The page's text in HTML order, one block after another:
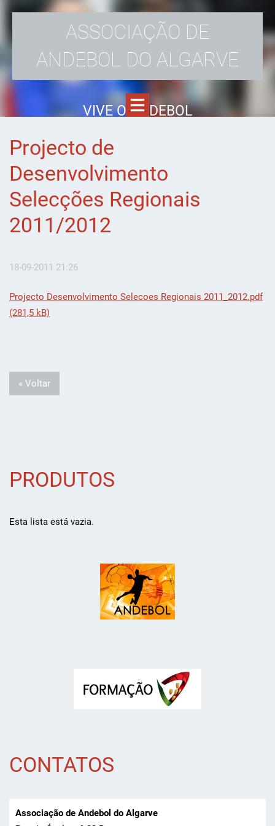
ASSOCIAÇÃO DE
ANDEBOL DO ALGARVE
VIVE O ANDEBOL
Projecto de
Desenvolvimento
Selecções Regionais
2011/2012
18-09-2011 21:26
Projecto Desenvolvimento Selecoes Regionais 2011_2012.pdf
(281,5 kB)
« Voltar
PRODUTOS
Esta lista está vazia.
CONTATOS
Associação de Andebol do Algarve